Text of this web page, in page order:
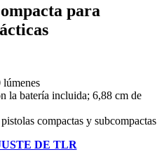
para
la batería incluida; 6,88 cm de
compactas y subcompactas
DE TLR